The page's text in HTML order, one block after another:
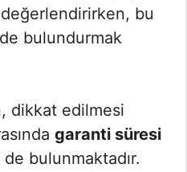
değerlendirirken, bu
bulundurmak
dikkat edilmesi
garanti süresi
bulunmaktadır.